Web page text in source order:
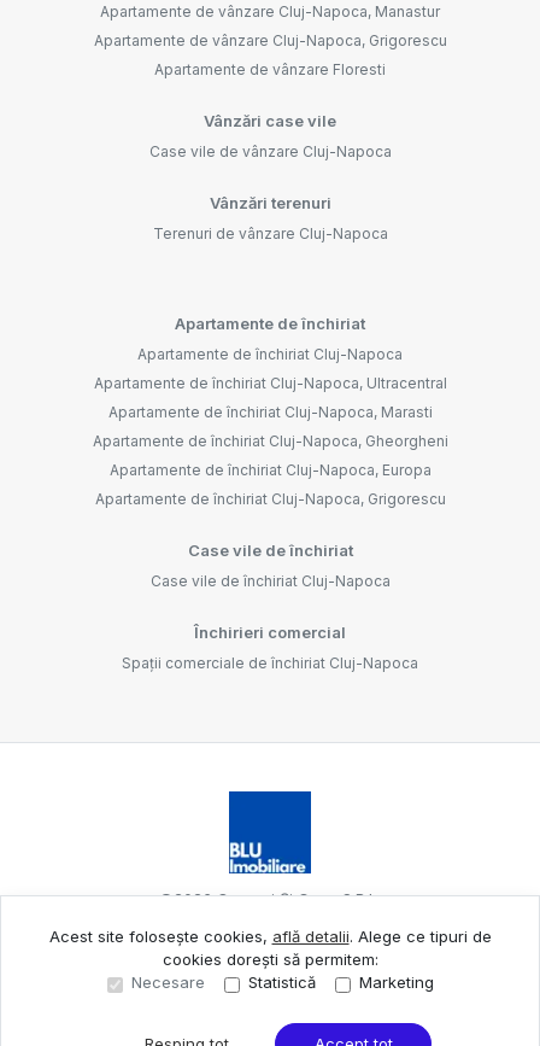
Apartamente de vânzare Cluj-Napoca, Manastur
Apartamente de vânzare Cluj-Napoca, Grigorescu
Apartamente de vânzare Floresti
Vânzări case vile
Case vile de vânzare Cluj-Napoca
Vânzări terenuri
Terenuri de vânzare Cluj-Napoca
Apartamente de închiriat
Apartamente de închiriat Cluj-Napoca
Apartamente de închiriat Cluj-Napoca, Ultracentral
Apartamente de închiriat Cluj-Napoca, Marasti
Apartamente de închiriat Cluj-Napoca, Gheorgheni
Apartamente de închiriat Cluj-Napoca, Europa
Apartamente de închiriat Cluj-Napoca, Grigorescu
Case vile de închiriat
Case vile de închiriat Cluj-Napoca
Închirieri comercial
Spații comerciale de închiriat Cluj-Napoca
©2026Oameni Și Case S.R.L.
Site creat în
Acest site folosește cookies, află detalii. Alege ce tipuri de
cookies dorești să permitem:
Necesare
Statistică Marketing